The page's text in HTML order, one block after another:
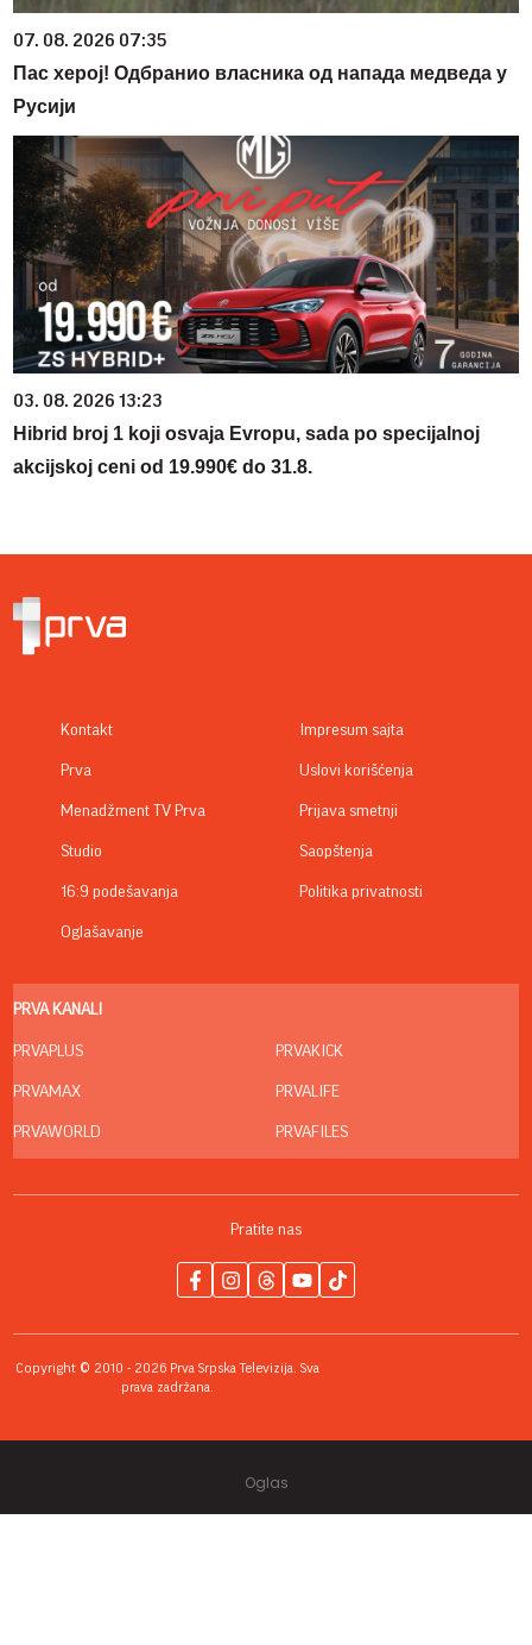
07. 08. 2026 07:35
Пас херој! Одбранио власника од напада медведа у
Русији
03. 08. 2026 13:23
Hibrid broj 1 koji osvaja Evropu, sada po specijalnoj
akcijskoj ceni od 19.990€ do 31.8.
Kontakt
Prva
Menadžment TV Prva
Studio
16:9 podešavanja
Oglašavanje
Impresum sajta
Uslovi korišćenja
Prijava smetnji
Saopštenja
Politika privatnosti
PRVA KANALI
PRVAPLUS
PRVAMAX
PRVAWORLD
PRVAKICK
PRVALIFE
PRVAFILES
Pratite nas
Copyright © 2010 - 2026 Prva Srpska Televizija. Sva
prava zadržana.